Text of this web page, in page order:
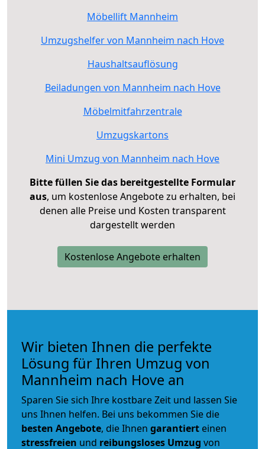
Möbellift Mannheim
Umzugshelfer von Mannheim nach Hove
Haushaltsauflösung
Beiladungen von Mannheim nach Hove
Möbelmitfahrzentrale
Umzugskartons
Mini Umzug von Mannheim nach Hove
Bitte füllen Sie das bereitgestellte Formular
aus, um kostenlose Angebote zu erhalten, bei
denen alle Preise und Kosten transparent
dargestellt werden
Kostenlose Angebote erhalten
Wir bieten Ihnen die perfekte
Lösung für Ihren Umzug von
Mannheim nach Hove an
Sparen Sie sich Ihre kostbare Zeit und lassen Sie
uns Ihnen helfen. Bei uns bekommen Sie die
besten Angebote, die Ihnen garantiert einen
stressfreien und reibungsloses Umzug von